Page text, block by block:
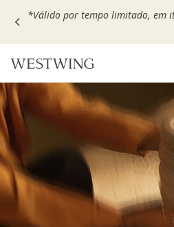
Escolha seu VOUCHER e ganhe